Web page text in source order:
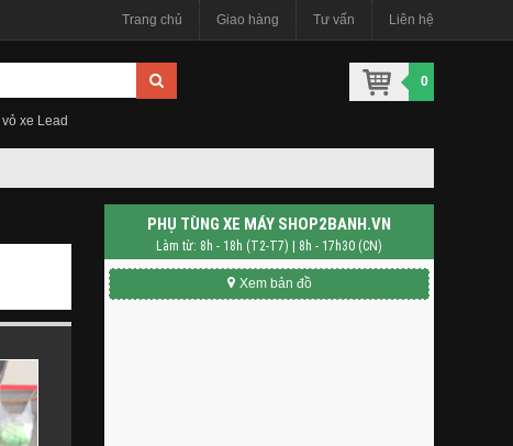
Trang chủ Giao hàng Tư vấn Liên hệ
vỏ xe Lead
0
PHỤ TÙNG XE MÁY SHOP2BANH.VN
Làm từ: 8h - 18h (T2-T7) | 8h - 17h30 (CN)
Xem bản đồ